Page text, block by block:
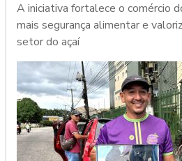
A iniciativa fortalece o comércio
mais segurança alimentar e
setor do açaí